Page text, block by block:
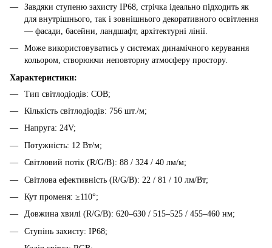
Завдяки ступеню захисту IP68, стрічка ідеально підходить як
для внутрішнього, так і зовнішнього декоративного освітлення
— фасади, басейни, ландшафт, архітектурні лінії.
Може використовуватись у системах динамічного керування
кольором, створюючи неповторну атмосферу простору.
Характеристики:
Тип світлодіодів: COB;
Кількість світлодіодів: 756 шт./м;
Напруга: 24V;
Потужність: 12 Вт/м;
Світловий потік (R/G/B): 88 / 324 / 40 лм/м;
Світлова ефективність (R/G/B): 22 / 81 / 10 лм/Вт;
Кут променя: ≥110°;
Довжина хвилі (R/G/B): 620–630 / 515–525 / 455–460 нм;
Ступінь захисту: IP68;